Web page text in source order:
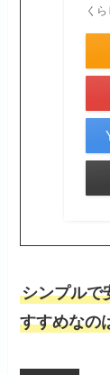
く
シンプルで
すすめなの